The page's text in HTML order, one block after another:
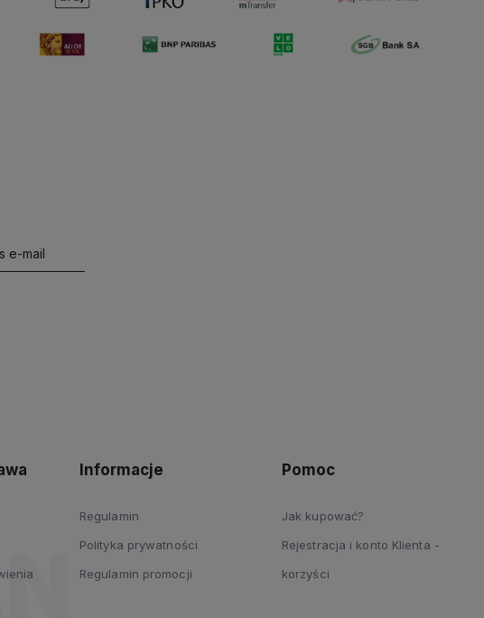
e-mail
Informacje
Regulamin
Polityka prywatności
Regulamin promocji
Pomoc
Jak kupować?
Rejestracja i konto Klienta -
korzyści